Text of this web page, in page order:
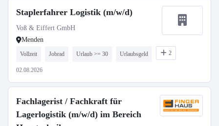
Staplerfahrer Logistik (m/w/d)
Voß & Eiffert GmbH
Menden
Vollzeit Jobrad Urlaub >= 30 Urlaubsgeld 2
02.08.2026
Fachlagerist / Fachkraft für
Lagerlogistik (m/w/d) im Bereich